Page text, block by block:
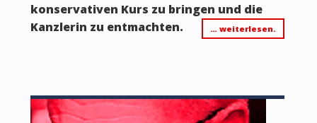
konservativen Kurs zu bringen und die
Kanzlerin zu entmachten.
… weiterlesen.